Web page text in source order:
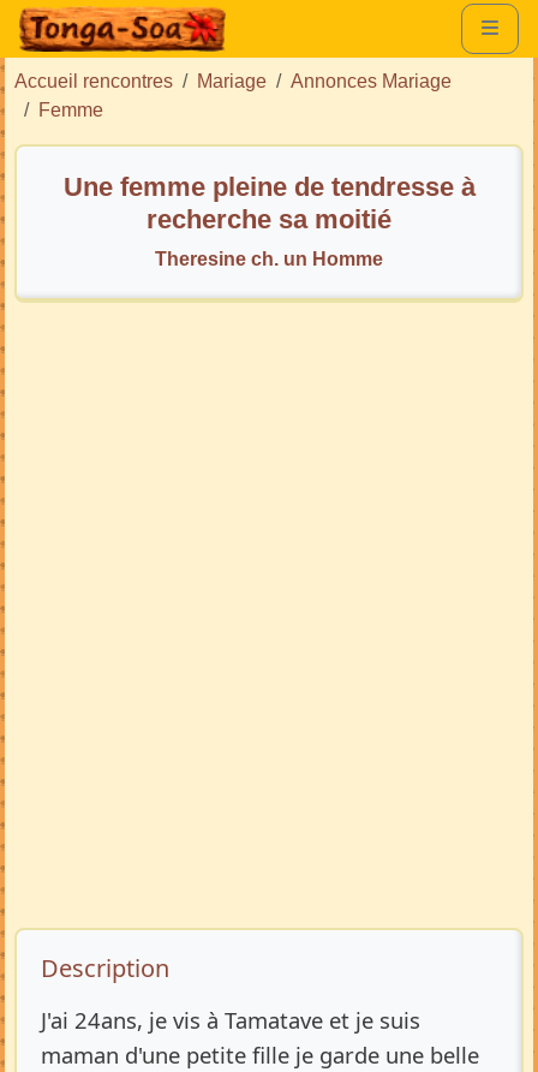
Accueil rencontres Mariage
Annonces Mariage
Femme
Une femme pleine de tendresse à
recherche sa moitié
Theresine ch. un Homme
Description de l’annonce
Description
J'ai 24ans, je vis à Tamatave et je suis
maman d'une petite fille je garde une belle